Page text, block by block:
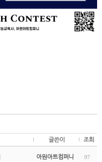
글쓴이 조회
아원아트컴퍼니 97